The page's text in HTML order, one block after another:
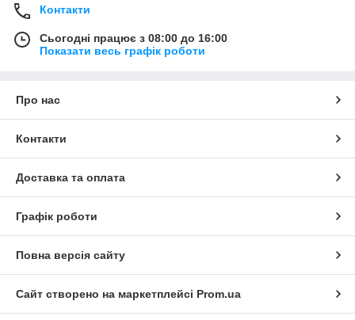
Контакти
Сьогодні працює з 08:00 до 16:00
Показати весь графік роботи
Про нас
Контакти
Доставка та оплата
Графік роботи
Повна версія сайту
Сайт створено на маркетплейсі Prom.ua